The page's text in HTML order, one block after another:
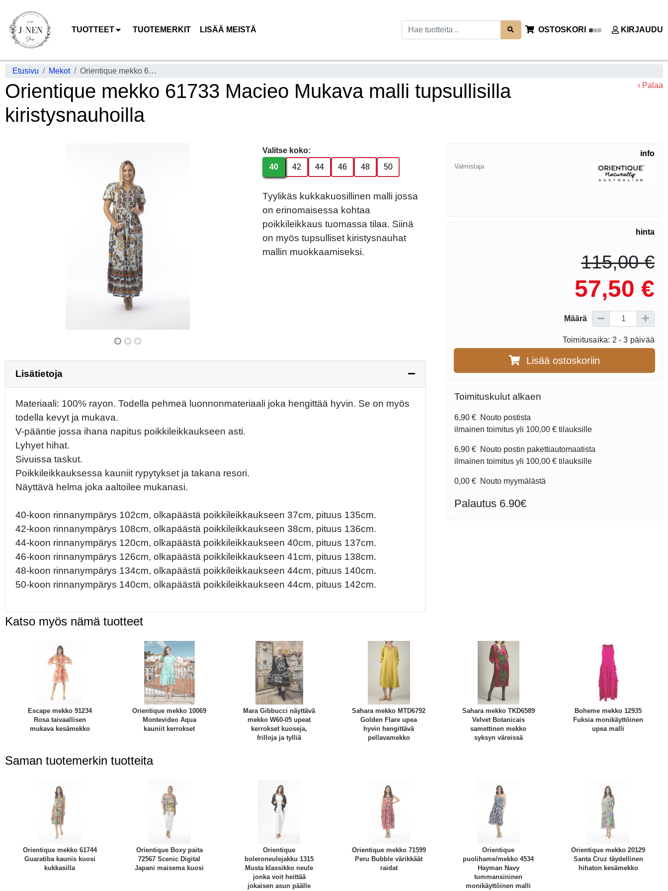
TUOTTEET TUOTEMERKIT LISÄÄ MEISTÄ OSTOSKORI KIRJAUDU
Etusivu Mekot Orientique mekko 61733 Macieo Mukava malli tupsullisilla kiristysnauhoilla
Orientique mekko 61733 Macieo Mukava malli tupsullisilla
kiristysnauhoilla
‹ Palaa
Valitse koko:
40
42 44 46 48 50
Tyylikäs kukkakuosillinen malli jossa
on erinomaisessa kohtaa
poikkileikkaus tuomassa tilaa. Siinä
on myös tupsulliset kiristysnauhat
mallin muokkaamiseksi.
Lisätietoja
Materiaali: 100% rayon. Todella pehmeä luonnonmateriaali joka hengittää hyvin. Se on myös
todella kevyt ja mukava.
V-pääntie jossa ihana napitus poikkileikkaukseen asti.
Lyhyet hihat.
Sivuissa taskut.
Poikkileikkauksessa kauniit rypytykset ja takana resori.
Näyttävä helma joka aaltoilee mukanasi.
40-koon rinnanympärys 102cm, olkapäästä poikkileikkaukseen 37cm, pituus 135cm.
42-koon rinnanympärys 108cm, olkapäästä poikkileikkaukseen 38cm, pituus 136cm.
44-koon rinnanympärys 120cm, olkapäästä poikkileikkaukseen 40cm, pituus 137cm.
46-koon rinnanympärys 126cm, olkapäästä poikkileikkaukseen 41cm, pituus 138cm.
48-koon rinnanympärys 134cm, olkapäästä poikkileikkaukseen 44cm, pituus 140cm.
50-koon rinnanympärys 140cm, olkapäästä poikkileikkaukseen 44cm, pituus 142cm.
info
Valmistaja
hinta
115,00 €
57,50 €
Määrä
Toimitusaika: 2 - 3 päivää
Lisää ostoskoriin
Toimituskulut alkaen
6,90 € Nouto postista
ilmainen toimitus yli 100,00 € tilauksille
6,90 € Nouto postin pakettiautomaatista
ilmainen toimitus yli 100,00 € tilauksille
0,00 € Nouto myymälästä
Palautus 6.90€
Katso myös nämä tuotteet
Escape mekko 91234
Rosa taivaallisen
mukava kesämekko
Orientique mekko 10069
Montevideo Aqua
kauniit kerrokset
Mara Gibbucci näyttävä
mekko W60-05 upeat
kerrokset kuoseja,
frilloja ja tylliä
Sahara mekko MTD6792
Golden Flare upea
hyvin hengittävä
pellavamekko
Sahara mekko TKD6589
Velvet Botanicais
samettinen mekko
syksyn väreissä
Boheme mekko 12935
Fuksia monikäyttöinen
upea malli
Saman tuotemerkin tuotteita
Orientique mekko 61744
Guaratiba kaunis kuosi
kukkasilla
Orientique Boxy paita
72567 Scenic Digital
Japani maisema kuosi
Orientique
boleroneulejakku 1315
Musta klassikko neule
jonka voit heittää
jokaisen asun päälle
Orientique mekko 71599
Peru Bubble värikkäät
raidat
Orientique
puolihame/mekko 4534
Hayman Navy
tummansininen
monikäyttöinen malli
Orientique mekko 20129
Santa Cruz täydellinen
hihaton kesämekko